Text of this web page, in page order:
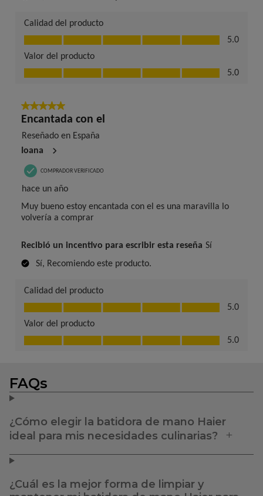
FAQs
¿Cómo elegir la batidora de mano Haier
ideal para mis necesidades culinarias?
¿Cuál es la mejor forma de limpiar y